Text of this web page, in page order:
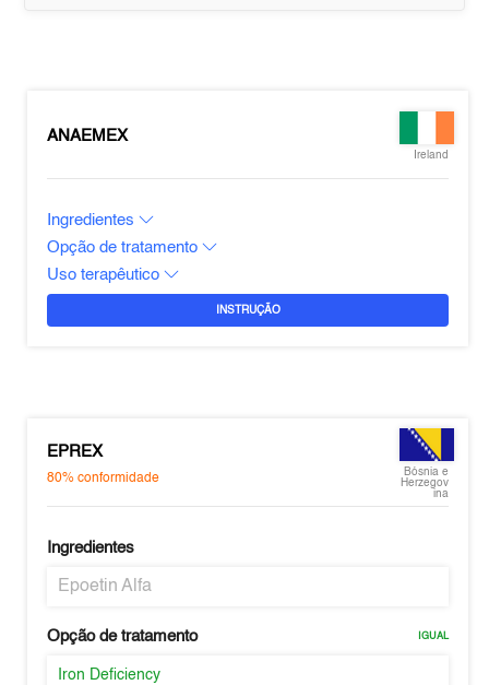
ANAEMEX
Ireland
Ingredientes
Opção de tratamento
Uso terapêutico
INSTRUÇÃO
EPREX
80%conformidade
Bósnia e
Herzegov
ina
Ingredientes
Epoetin Alfa
Opção de tratamento IGUAL
Iron Deficiency